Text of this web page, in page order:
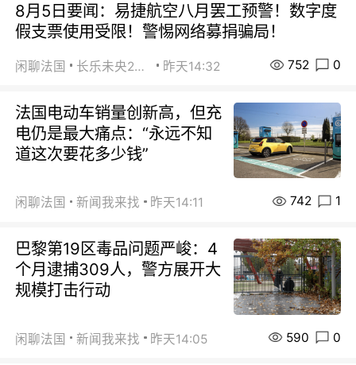
8月5日要闻：易捷航空八月罢工预警！数字度
假支票使用受限！警惕网络募捐骗局！
闲聊法国 长乐未央2015 昨天14:32 752 0
法国电动车销量创新高，但充
电仍是最大痛点：“永远不知
道这次要花多少钱”
闲聊法国 新闻我来找 昨天14:11 742 1
巴黎第19区毒品问题严峻：4
个月逮捕309人，警方展开大
规模打击行动
闲聊法国 新闻我来找 昨天14:05 590 0